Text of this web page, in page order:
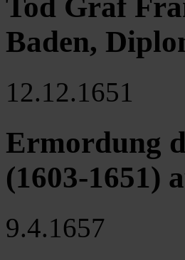
Baden,
12.12.1651
Ermordung
(1603-1651)
9.4.1657